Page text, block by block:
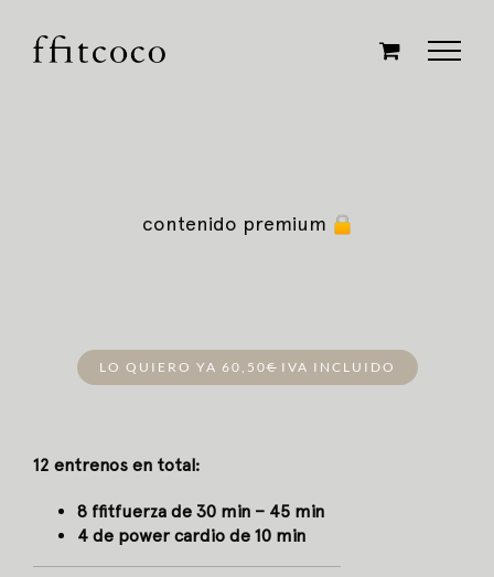
contenido
contenido premium
LO QUIERO YA 60,50€IVA INCLUIDO
12 entrenos en total:
8 ffitfuerza de 30 min – 45 min
4 de power cardio de 10 min